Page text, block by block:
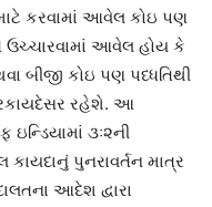
કરવામાં આવેલ કોઇ પણ
ઉચ્ચારવામાં આવેલ હોય કે
બીજી કોઇ પણ પધ્ધતિથી
રહેશે. આ
૩ઃ૨ની
પુનરાવર્તન માત્ર
આદેશ દ્વારા